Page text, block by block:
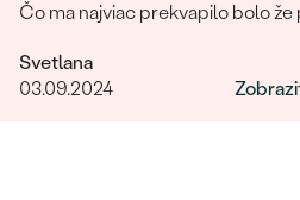
Čo ma najviac prekvapilo bolo že
Ďakujem Eppi. PS: Určite by som aktualizovala
fotky pri týchto príveskom. V
Svetlana
03.09.2024